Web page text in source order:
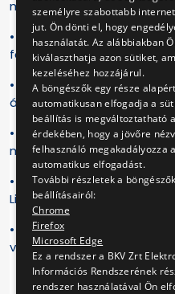
megbotránkoztató módon
• a 10 éven aluli gyermek
felnőtt kísérő nélkül;
• a mozgásában erősen
állapotban lévő személy;
• aki kézipoggyásznak
magával;
• aki nem alkalmas
Libegő kezelőinek
• aki jégkrémmel,
vissza nem zárható
személyre szabottabb
jut. Ön dönti el, hogy
használatát. Az alábbiakban
kiválaszthatja azon sütiket,
kezeléséhez hozzájárul.
A böngészők egy része
automatikusan elfogadja a
beállítás is megváltoztatható
érdekében, hogy a jövőre
felhasználó megakadályozza
automatikus elfogadást.
További részletek a
beállításairól:
Chrome
Firefox
Microsoft Edge
Ez a rendszer a BKV Zrt
Információs Rendszerének
rendszer használatával Ön